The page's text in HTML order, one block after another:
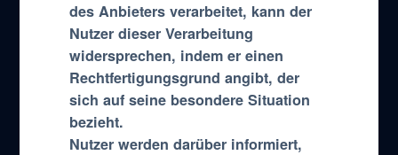
des Anbieters verarbeitet, kann der
Nutzer dieser Verarbeitung
widersprechen, indem er einen
Rechtfertigungsgrund angibt, der
sich auf seine besondere Situation
bezieht.
Nutzer werden darüber informiert,